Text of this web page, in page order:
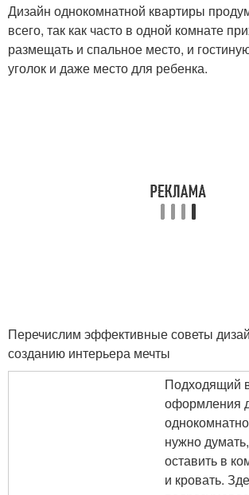
Дизайн однокомнатной квартиры
всего, так как часто в одной комнате
размещать и спальное место, и
уголок и даже место для ребенка.
Перечислим эффективные советы
созданию интерьера мечты
Подходящий
оформления
нужно
оставить в
и кровать.